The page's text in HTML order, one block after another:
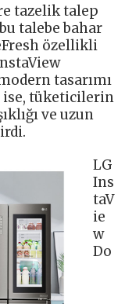
tazelik talep
talebe bahar
özellikli
tasarımı
ise, tüketicilerin
ve uzun
LG
Ins
taV
ie
w
Do